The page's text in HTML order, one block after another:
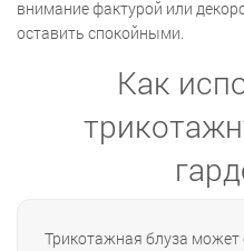
внимание фактурой или
оставить спокойными.
Как
Трикотажная блуза